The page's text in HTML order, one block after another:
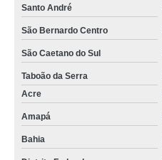
Santo André
São Bernardo Centro
São Caetano do Sul
Taboão da Serra
Acre
Amapá
Bahia